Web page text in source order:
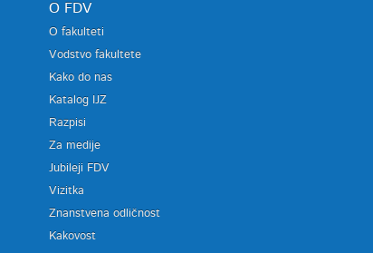
O FDV
O fakulteti
Vodstvo fakultete
Kako do nas
Katalog IJZ
Razpisi
Za medije
Jubileji FDV
Vizitka
Znanstvena odličnost
Kakovost